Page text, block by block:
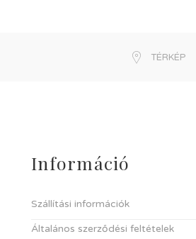
TÉRKÉP
Információ
Szállítási információk
Általános szerződési feltételek